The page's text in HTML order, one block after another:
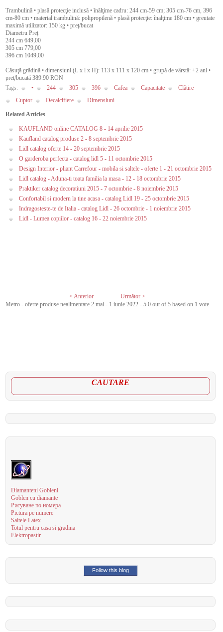
Trambulină • plasă protecţie inclusă • înălţime cadru: 244 cm-59 cm; 305 cm-76 cm, 396
cm-80 cm • material trambulină: polipropilenă • plasă protecţie: înalţime 180 cm • greutate
maximă utilizator: 150 kg • preţ/bucat
Diametru Preț
244 cm 649,00
305 cm 779,00
396 cm 1049,00
Căsuţă grădină • dimensiuni (L x l x H): 113 x 111 x 120 cm • grupă de vârstă: +2 ani •
preţ/bucată 389.90 RON
Tags:
• 244 305 396 Cafea Capacitate
Clătire
Cuptor
Decalcifiere
Dimensiuni
Related Articles
KAUFLAND online CATALOG 8 - 14 aprilie 2015
Kaufland catalog produse 2 - 8 septembrie 2015
Lidl catalog oferte 14 - 20 septembrie 2015
O garderoba perfecta - catalog lidl 5 - 11 octombrie 2015
Design Interior - pliant Carrefour - mobila si saltele - oferte 1 - 21 octombrie 2015
Lidl catalog - Aduna-ti toata familia la masa - 12 - 18 octombrie 2015
Praktiker catalog decoratiuni 2015 - 7 octombrie - 8 noiembrie 2015
Confortabil si modern la tine acasa - catalog Lidl 19 - 25 octombrie 2015
Indragosteste-te de Italia - catalog Lidl - 26 octombrie - 1 noiembrie 2015
Lidl - Lumea copiilor - catalog 16 - 22 noiembrie 2015
< Anterior
Următor >
Metro - oferte produse nealimentare 2 mai - 1 iunie 2022 -5.0 out of5 based on 1 vote
CAUTARE
Diamanteni Gobleni
Goblen cu diamante
Рисуване по номера
Pictura pe numere
Saltele Latex
Totul pentru casa si gradina
Elektropastir
Follow this blog